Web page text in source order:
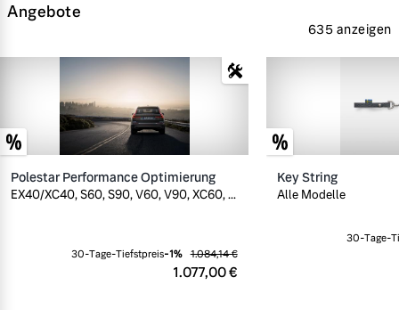
Angebote
635 anzeigen
Polestar Performance Optimierung
EX40/XC40, S60, S90, V60, V90, XC60, ...
1.077,00 €
30-Tage-Tiefstpreis-1% 1.084,14 €
Key String
Alle Modelle
30-Tage-